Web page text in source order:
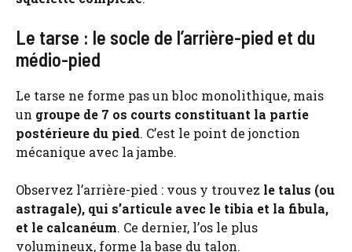
Le tarse : le socle de l’arrière-pied et du
médio-pied
Le tarse ne forme pas un bloc monolithique, mais
un groupe de 7 os courts constituant la partie
postérieure du pied. C’est le point de jonction
mécanique avec la jambe.
Observez l’arrière-pied : vous y trouvez le talus (ou
astragale), qui s’articule avec le tibia et la fibula,
et le calcanéum. Ce dernier, l’os le plus
volumineux, forme la base du talon.